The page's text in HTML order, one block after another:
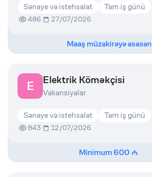
Sənaye və istehsalat Tam iş günü
486 27/07/2026
Maaş müzakirəyə əsasən
E Elektrik Köməkçisi
Vakansiyalar
Sənaye və istehsalat Tam iş günü
843 12/07/2026
Minimum600